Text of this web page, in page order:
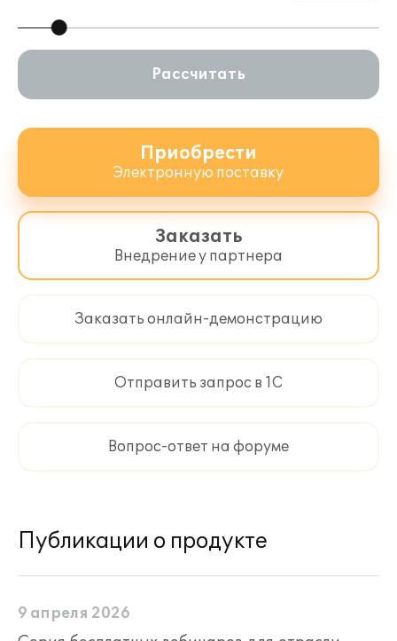
Рассчитать
Приобрести
Электронную поставку
Заказать
Внедрение у партнера
Заказать онлайн-демонстрацию
Отправить запрос в 1С
Вопрос-ответ на форуме
Публикации о продукте
9 апреля 2026